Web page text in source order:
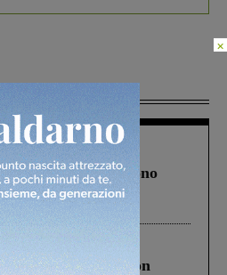
in A1 in cui morirono
Lo schianto, il
fra tir....
di Castiglion
×